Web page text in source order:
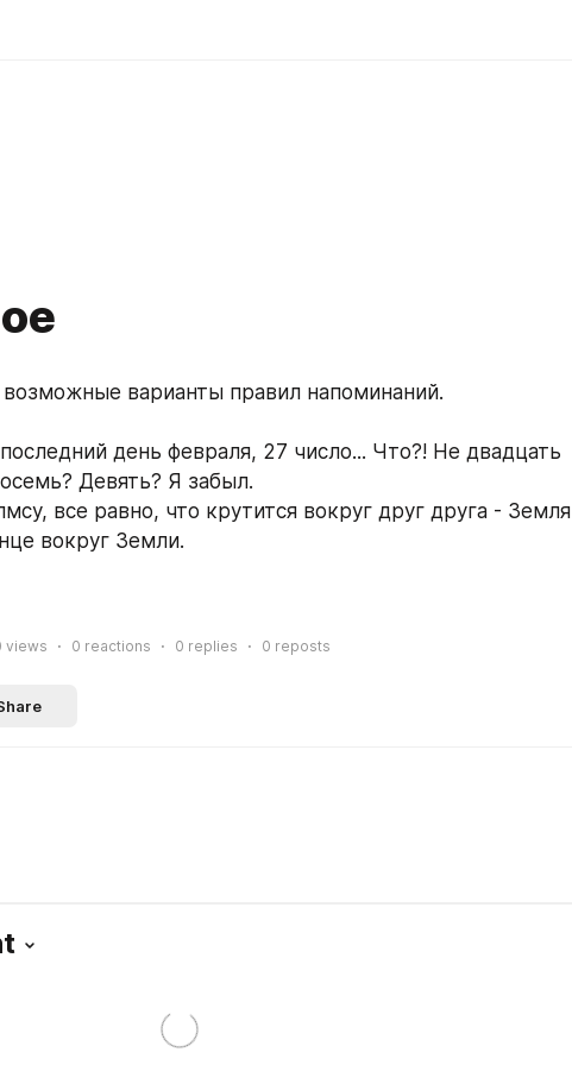
варианты правил напоминаний.
день февраля, 27 число... Что?! Не двадцать
Девять? Я забыл.
все равно, что крутится вокруг друг друга - Земля
вокруг Земли.
views 0 reactions 0 replies 0 reposts